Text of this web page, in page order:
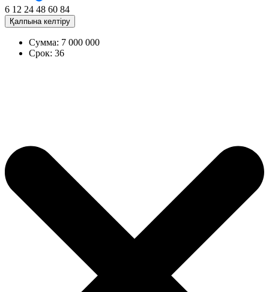
6 12 24 48 60 84
Қалпына келтіру
Сумма: 7 000 000
Срок: 36